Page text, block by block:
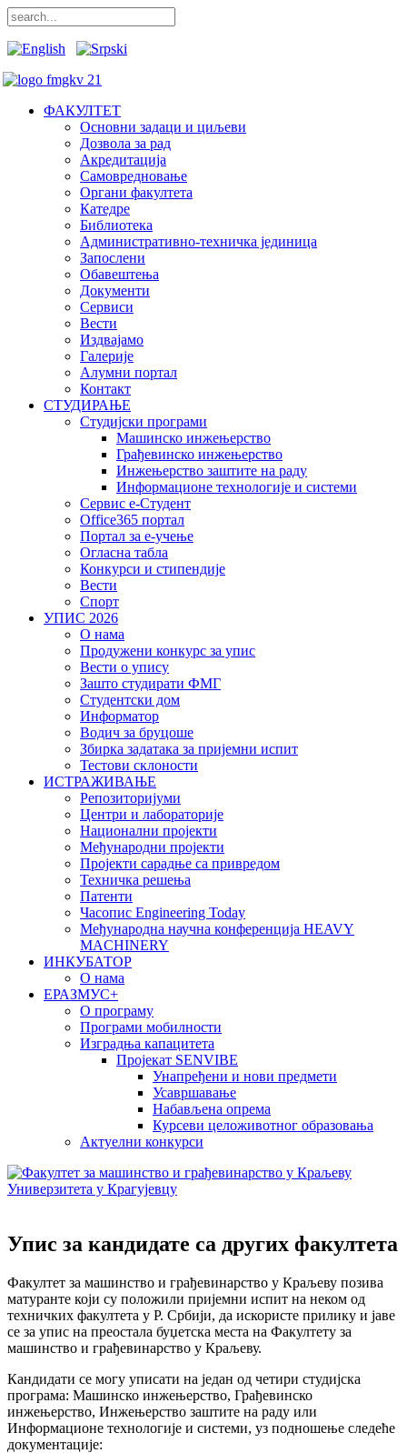
ФАКУЛТЕТ
Основни задаци и циљеви
Дозвола за рад
Акредитација
Самовредновање
Органи факултета
Катедре
Библиотека
Административно-техничка јединица
Запослени
Обавештења
Документи
Сервиси
Вести
Издвајамо
Галерије
Алумни портал
Контакт
СТУДИРАЊЕ
Студијски програми
Машинско инжењерство
Грађевинско инжењерство
Инжењерство заштите на раду
Информационе технологије и системи
Сервис е-Студент
Office365 портал
Портал за е-учење
Огласна табла
Конкурси и стипендије
Вести
Спорт
УПИС 2026
О нама
Продужени конкурс за упис
Вести о упису
Зашто студирати ФМГ
Студентски дом
Информатор
Водич за бруцоше
Збиркa задатака за пријемни испит
Тестови склоности
ИСТРАЖИВАЊЕ
Репозиторијуми
Центри и лабораторије
Национални пројекти
Међународни пројекти
Пројекти сарадње са привредом
Техничка решења
Патенти
Часопис Engineering Today
Међународна научна конференција HEAVY
MACHINERY
ИНКУБАТОР
О нама
EРАЗМУС+
О програму
Програми мобилности
Изградња капацитета
Пројекат SENVIBE
Унапређени и нови предмети
Усавршавање
Набављена опрема
Курсеви целоживотног образовања
Актуелни конкурси
Упис за кандидате са других факултета
Факултет за машинство и грађевинарство у Краљеву позива
матуранте који су положили пријемни испит на неком од
техничких факултета у Р. Србији, да искористе прилику и јаве
се за упис на преостала буџетска места на Факултету за
машинство и грађевинарство у Краљеву.
Кандидати се могу уписати на један од четири студијска
програма: Машинско инжењерство, Грађевинско
инжењерство, Инжењерство заштите на раду или
Информационе технологије и системи, уз подношење следеће
документације: